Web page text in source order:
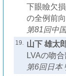
下眼瞼欠
の全例前
第81回中
19. 山下 雄太
LVAの吻
第6回日本